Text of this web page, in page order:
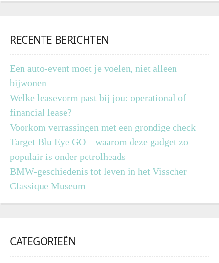
RECENTE BERICHTEN
Een auto-event moet je voelen, niet alleen
bijwonen
Welke leasevorm past bij jou: operational of
financial lease?
Voorkom verrassingen met een grondige check
Target Blu Eye GO – waarom deze gadget zo
populair is onder petrolheads
BMW-geschiedenis tot leven in het Visscher
Classique Museum
CATEGORIEËN